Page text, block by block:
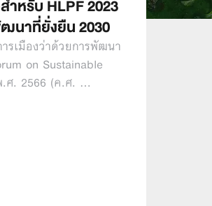
ำหรับ HLPF 2023
นาที่ยั่งยืน 2030
รเมืองว่าด้วยการพัฒนา
on Sustainable
.ศ. 2566 (ค.ศ. …